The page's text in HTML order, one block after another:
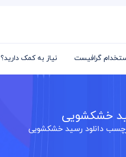
گرافیست نیاز به کمک دارید؟
خشکشویی
دانلود رسید خشکشویی